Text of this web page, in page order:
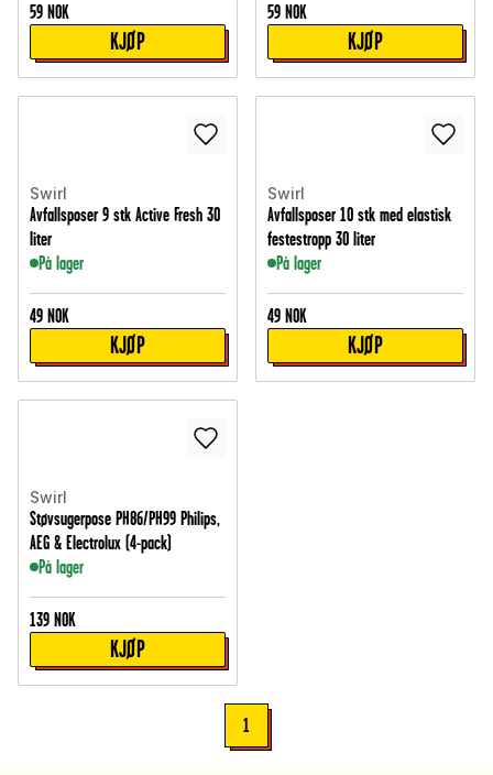
59 NOK
KJØP
59 NOK
KJØP
Swirl
Avfallsposer 9 stk Active Fresh 30
liter
På lager
49 NOK
KJØP
Swirl
Avfallsposer 10 stk med elastisk
festestropp 30 liter
På lager
49 NOK
KJØP
Swirl
Støvsugerpose PH86/PH99 Philips,
AEG & Electrolux (4-pack)
På lager
139 NOK
KJØP
1